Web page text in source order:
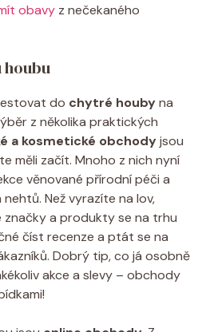
obavy z nečekaného
do chytré houbyna
z několika praktických
a kosmetické obchodyjsou
měli začít. Mnoho z nich nyní
věnované přírodní péči a
Než vyrazíte na lov,
a produkty se na trhu
číst recenze a ptát se na
Dobrý tip, co já osobně
akce a slevy – obchody